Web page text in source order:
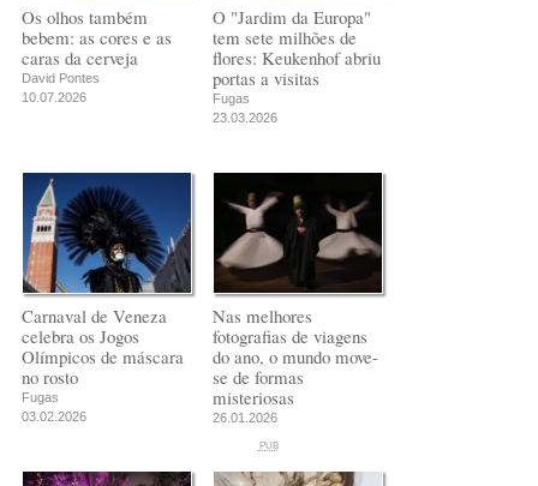
Os olhos também
bebem: as cores e as
caras da cerveja
David Pontes
10.07.2026
O "Jardim da Europa"
tem sete milhões de
flores: Keukenhof abriu
portas a visitas
Fugas
23.03.2026
Carnaval de Veneza
celebra os Jogos
Olímpicos de máscara
no rosto
Fugas
03.02.2026
Nas melhores
fotografias de viagens
do ano, o mundo move-
se de formas
misteriosas
26.01.2026
PUB
PUB